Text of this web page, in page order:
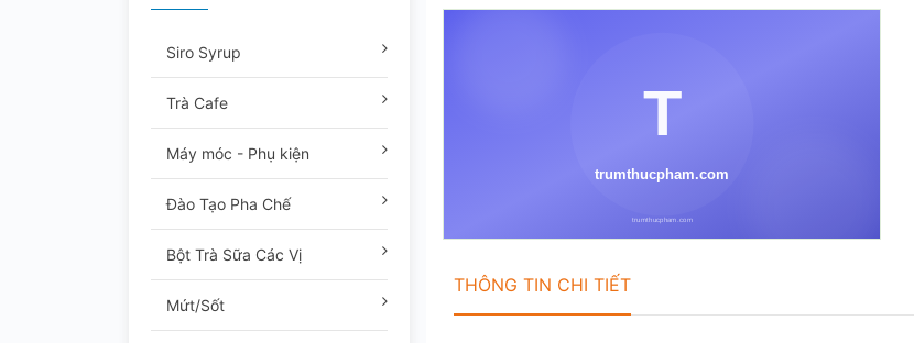
Siro Syrup
Trà Cafe
Máy móc - Phụ kiện
Đào Tạo Pha Chế
Bột Trà Sữa Các Vị
Mứt/Sốt
THÔNG TIN CHI TIẾT